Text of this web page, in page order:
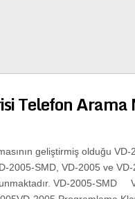
Telefon Arama
geliştirmiş olduğu
2005-SMD, VD-2005 ve
VD-2005-SMD